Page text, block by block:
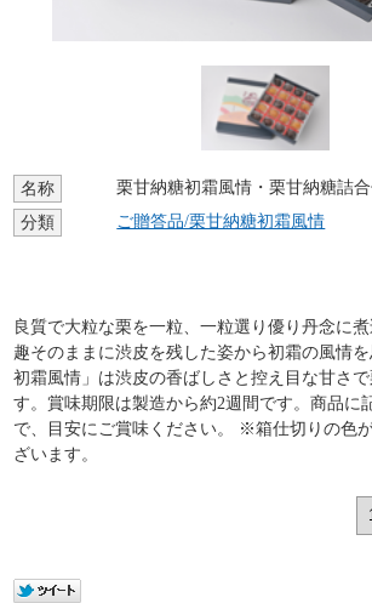
名称
栗甘納糖初霜風情・栗甘納糖詰
分類
ご贈答品/栗甘納糖初霜風情
良質で大粒な栗を一粒、一粒選り優り丹念に
趣そのままに渋皮を残した姿から初霜の風情
初霜風情」は渋皮の香ばしさと控え目な甘さ
す。賞味期限は製造から約2週間です。商品に
で、目安にご賞味ください。 ※箱仕切りの色
ざいます。